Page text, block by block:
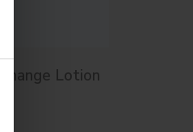
Lotion